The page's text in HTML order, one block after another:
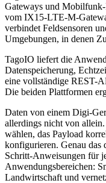
Gateways und
vom IX15-LTE-M-
verbindet Feldsensoren
Umgebungen, in denen
TagoIO liefert die
Datenspeicherung,
eine vollständige REST-
Die beiden Plattformen
Daten von einem Digi-
allerdings nicht von
wählen, das Payload
konfigurieren. Genau das
Schritt-Anweisungen für
Anwendungsbereichen:
Landwirtschaft und